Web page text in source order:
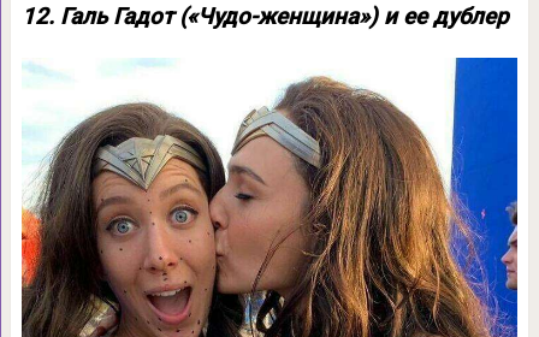
12. Галь Гадот («Чудо-женщина») и ее дублер